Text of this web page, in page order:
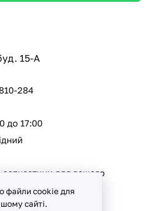
15-А
284
до 17:00
для вашого
файли cookie для
сайті.